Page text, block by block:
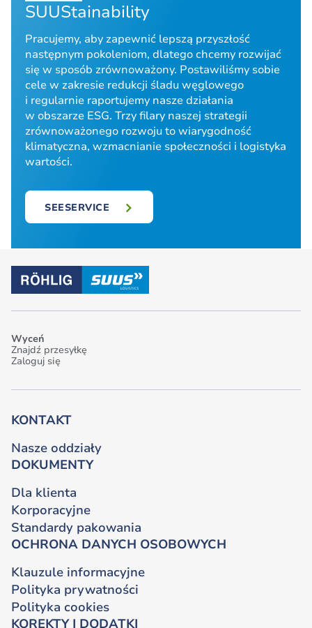
SUUStainability
Pracujemy, aby zapewnić lepszą przyszłość
następnym pokoleniom, dlatego chcemy rozwijać
się w sposób zrównoważony. Postawiliśmy sobie
cele w zakresie redukcji śladu węglowego
i regularnie raportujemy nasze działania
w obszarze ESG. Trzy filary naszej strategii
zrównoważonego rozwoju to wiarygodność
klimatyczna, wzmacnianie społeczności i logistyka
wartości.
SEESERVICE
Wyceń
Znajdź przesyłkę
Zaloguj się
KONTAKT
Nasze oddziały
DOKUMENTY
Dla klienta
Korporacyjne
Standardy pakowania
OCHRONA DANYCH OSOBOWYCH
Klauzule informacyjne
Polityka prywatności
Polityka cookies
KOREKTY I DODATKI